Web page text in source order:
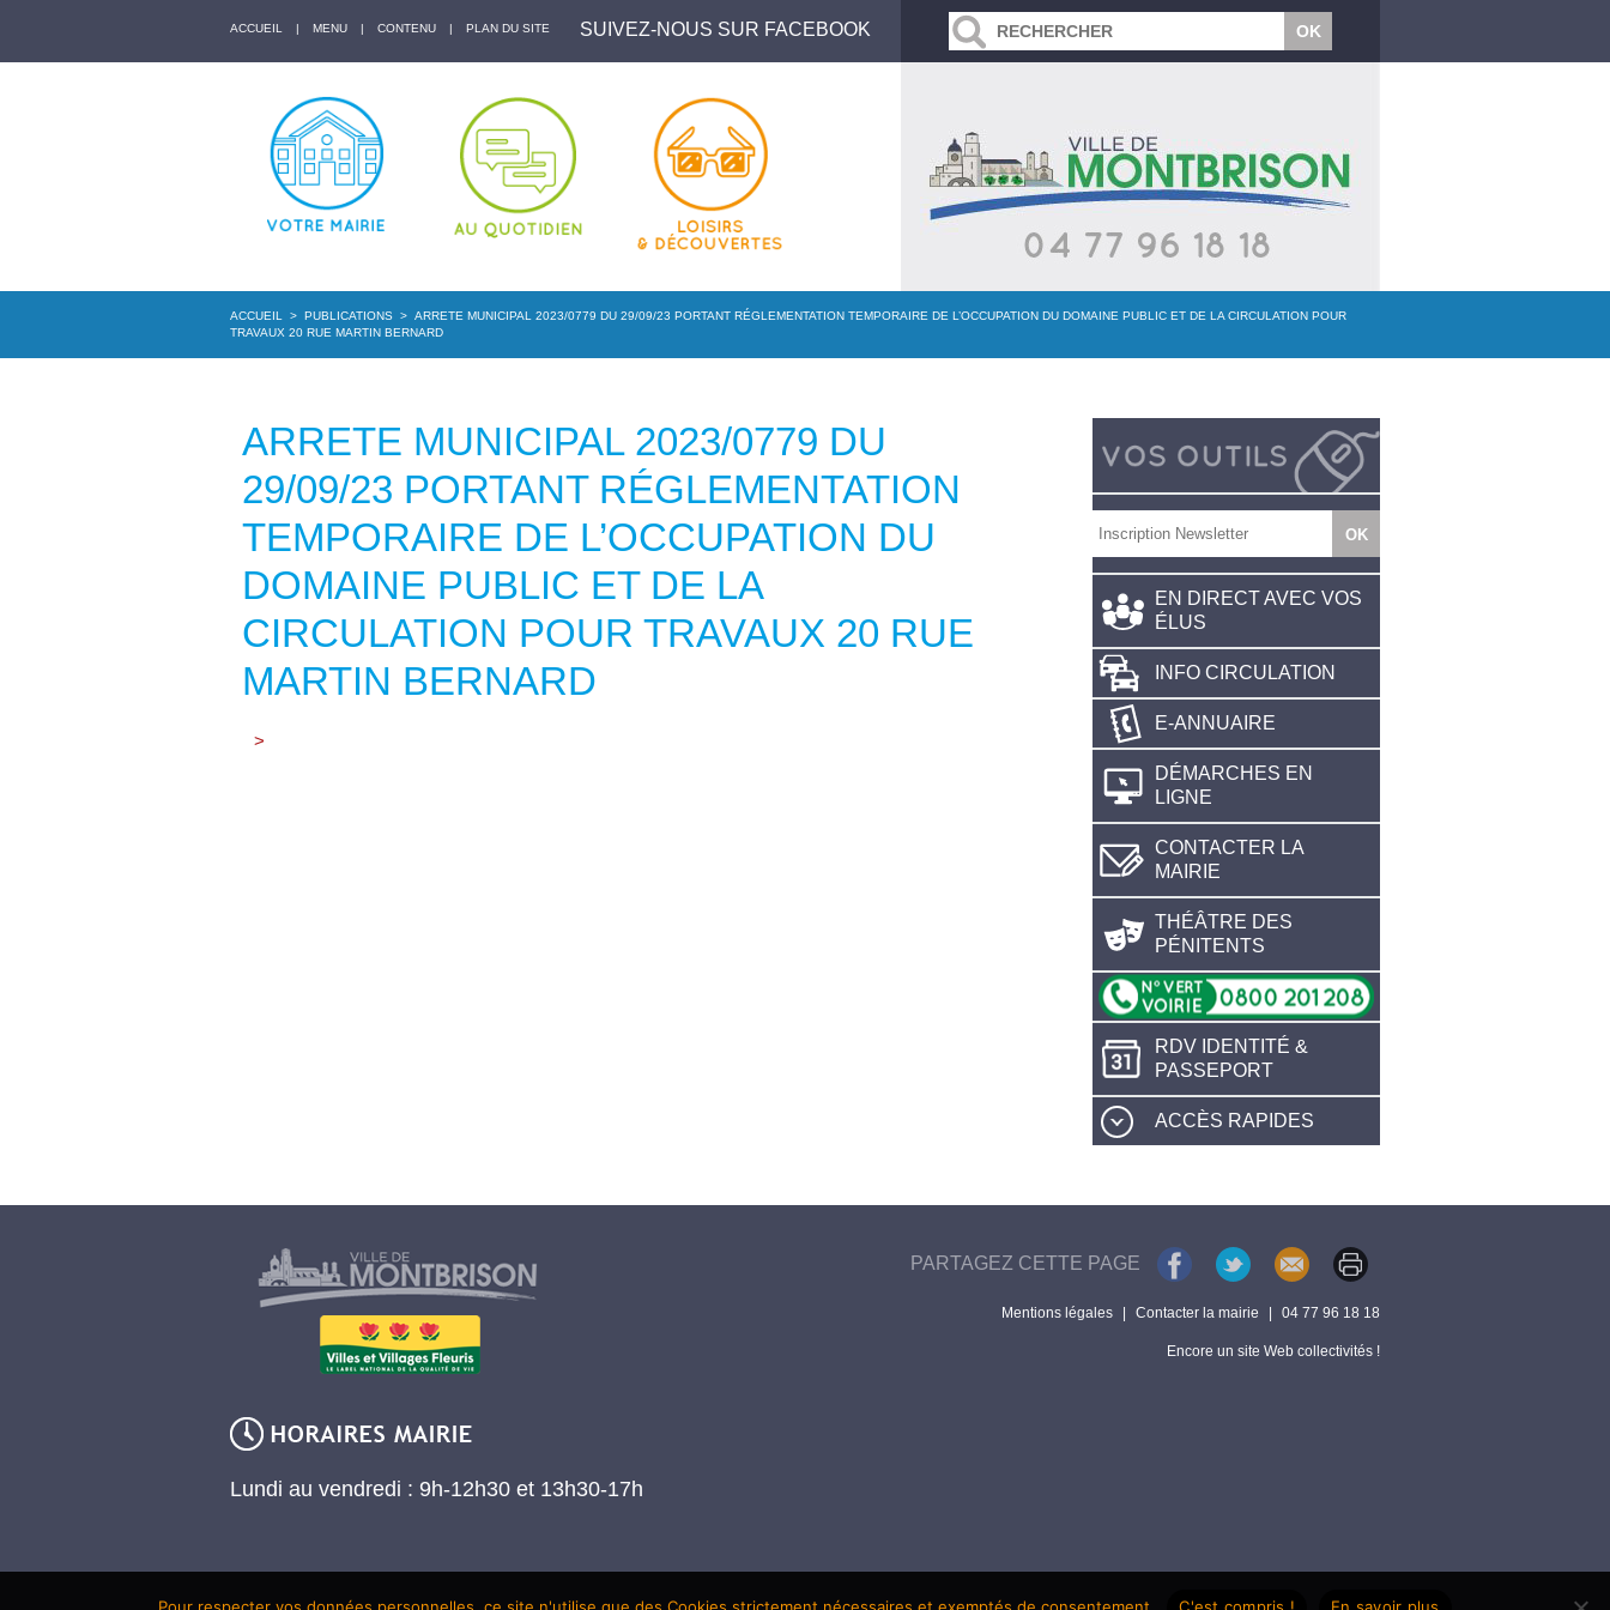
ACCUEIL | MENU | CONTENU | PLAN DU SITE SUIVEZ-NOUS SUR FACEBOOK
ACCUEIL > PUBLICATIONS > ARRETE MUNICIPAL 2023/0779 DU 29/09/23 PORTANT RÉGLEMENTATION TEMPORAIRE DE L’OCCUPATION DU DOMAINE PUBLIC ET DE LA CIRCULATION POUR
TRAVAUX 20 RUE MARTIN BERNARD
ARRETE MUNICIPAL 2023/0779 DU
29/09/23 PORTANT RÉGLEMENTATION
TEMPORAIRE DE L’OCCUPATION DU
DOMAINE PUBLIC ET DE LA
CIRCULATION POUR TRAVAUX 20 RUE
MARTIN BERNARD
>
EN DIRECT AVEC VOS
ÉLUS
INFO CIRCULATION
E-ANNUAIRE
DÉMARCHES EN
LIGNE
CONTACTER LA
MAIRIE
THÉÂTRE DES
PÉNITENTS
RDV IDENTITÉ &
PASSEPORT
ACCÈS RAPIDES
Lundi au vendredi : 9h-12h30 et 13h30-17h
PARTAGEZ CETTE PAGE
Mentions légales Contacter la mairie 04 77 96 18 18
Encore un site Web collectivités !